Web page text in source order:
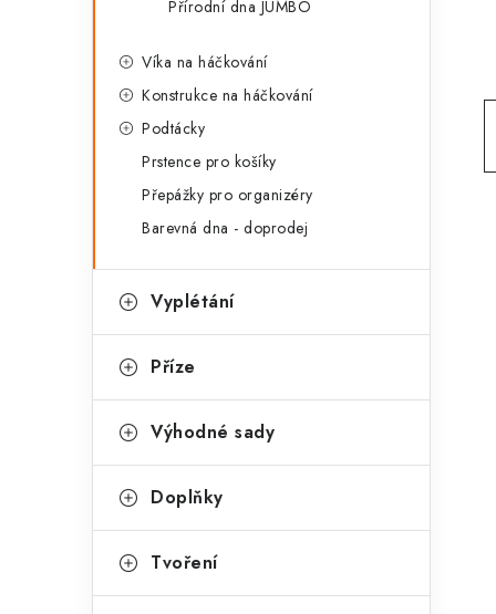
Přírodní dna JUMBO
Víka na háčkování
Konstrukce na háčkování
Podtácky
Prstence pro košíky
Přepážky pro organizéry
Barevná dna - doprodej
Vyplétání
Příze
Výhodné sady
Doplňky
Tvoření